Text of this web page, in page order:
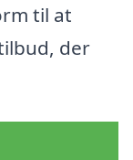
til at
der